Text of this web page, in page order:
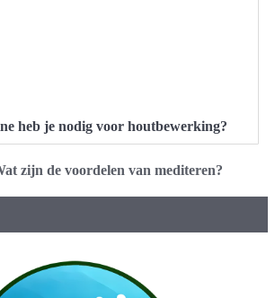
heb je nodig voor houtbewerking?
zijn de voordelen van mediteren?